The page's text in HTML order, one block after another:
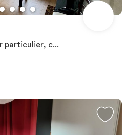
particulier, c...